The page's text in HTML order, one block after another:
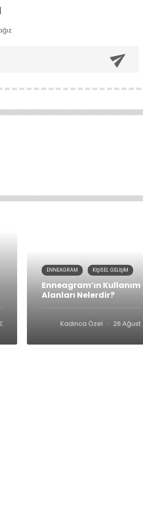

ENNEAGRAM KIŞISEL GELIŞIM
Enneagram’ın Kullanım
Alanları Nelerdir?
Kadinca Özel · 26